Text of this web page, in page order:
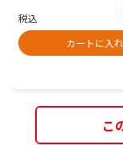
税込
カートに入
こ